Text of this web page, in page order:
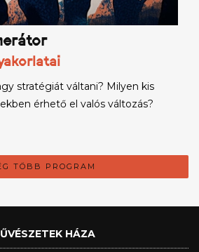
stratégiát váltani? Milyen kis
érhető el valós változás?
TÖBB PROGRAM
HÁZA